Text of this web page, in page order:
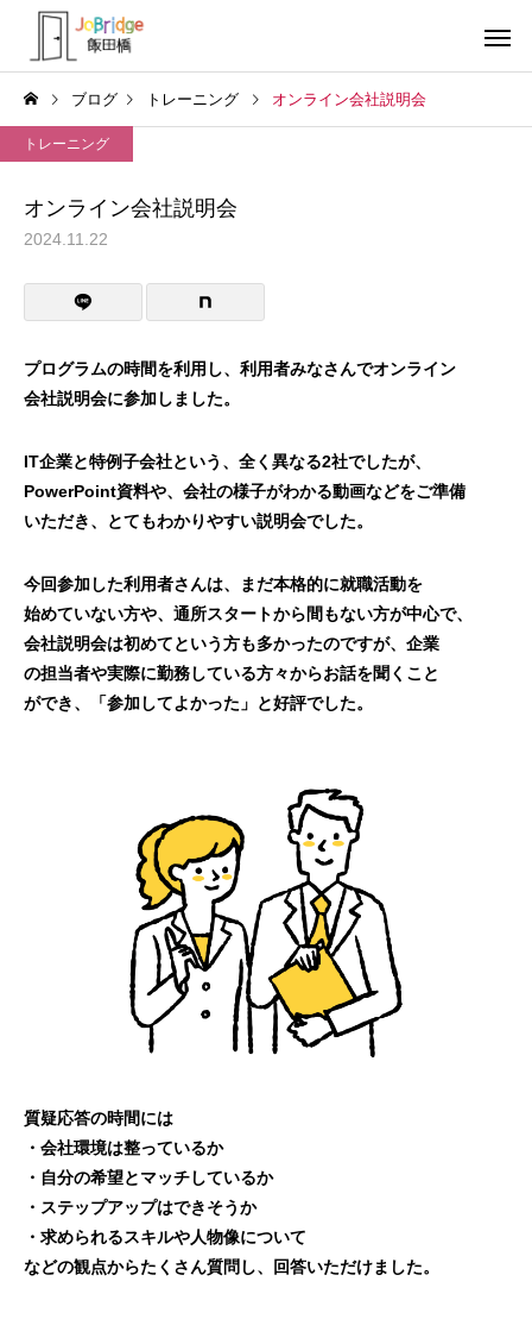
利用者の声
働き続けるための土台 全力禁止のススメ
ブログ トレーニング オンライン会社説明会
トレーニング
オンライン会社説明会
2024.11.22
プログラムの時間を利用し、利用者みなさんでオンライン
会社説明会に参加しました。
IT企業と特例子会社という、全く異なる2社でしたが、
PowerPoint資料や、会社の様子がわかる動画などをご準備
いただき、とてもわかりやすい説明会でした。
今回参加した利用者さんは、まだ本格的に就職活動を
始めていない方や、通所スタートから間もない方が中心で、
会社説明会は初めてという方も多かったのですが、企業
の担当者や実際に勤務している方々からお話を聞くこと
ができ、「参加してよかった」と好評でした。
質疑応答の時間には
・会社環境は整っているか
・自分の希望とマッチしているか
・ステップアップはできそうか
・求められるスキルや人物像について
などの観点からたくさん質問し、回答いただけました。